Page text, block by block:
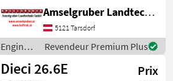
Teleskopladermarkt. 100 %
Elektro! -Größte Kabine
(Baugleich vom Modell 26.6
Mini Agri) -Echt
Amselgruber Landtechnik GmbH
5121 Tarsdorf
Engins
de
chantier
Revendeur Premium Plus
Dieci 26.6E
Prix